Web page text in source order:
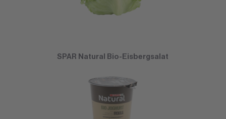
SPAR Natural Bio-Eisbergsalat